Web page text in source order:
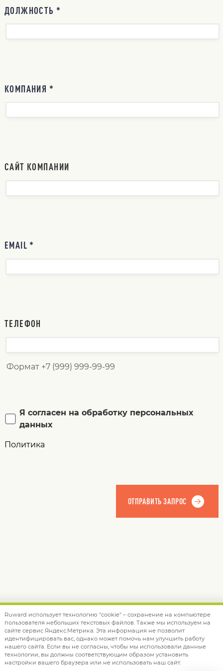
ДОЛЖНОСТЬ *
КОМПАНИЯ *
САЙТ КОМПАНИИ
EMAIL *
ТЕЛЕФОН
Формат +7 (999) 999-99-99
Я согласен на обработку персональных
данных
Политика
© 2012 — 2026 Ruwardinfo@ruward.ru
Политика обработки персональных данных
Дизайн –Red Collar
Ruward использует технологию "cookie" – сохранение на компьютере
пользователя небольших текстовых файлов. Также мы используем на
сайте сервис Яндекс.Метрика. Эта информация не позволит
идентифицировать вас, однако может помочь нам улучшить работу
нашего сайта. Если вы не согласны, чтобы мы использовали данные
технологии, вы должны соответствующим образом установить
настройки вашего браузера или не использовать наш сайт.